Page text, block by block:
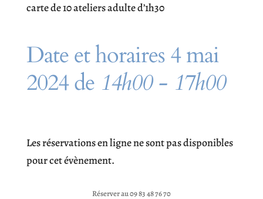
carte de 10 ateliers adulte d’1h30
Date et horaires 4 mai
2024 de 14h00 - 17h00
Les réservations en ligne ne sont pas disponibles
pour cet évènement.
Réserver au 09 83 48 76 70